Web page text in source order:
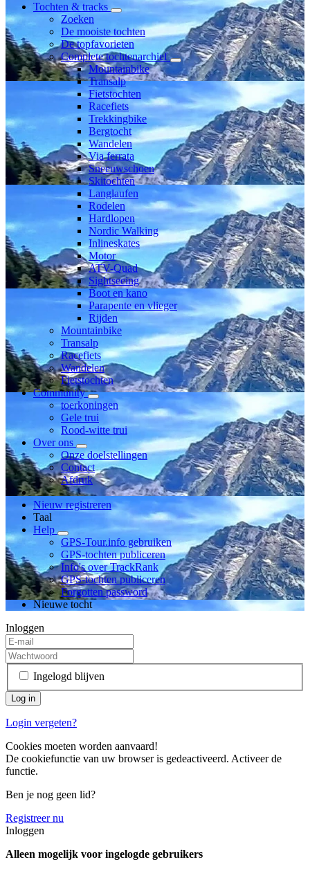
Tochten & tracks
Zoeken
De mooiste tochten
De topfavorieten
Complete tochtenarchief
Mountainbike
Transalp
Fietstochten
Racefiets
Trekkingbike
Bergtocht
Wandelen
Via ferrata
Sneeuwschoen
Skitochten
Langlaufen
Rodelen
Hardlopen
Nordic Walking
Inlineskates
Motor
ATV-Quad
Sightseeing
Boot en kano
Parapente en vlieger
Rijden
Mountainbike
Transalp
Racefiets
Wandelen
Fietstochten
Community
toerkoningen
Gele trui
Rood-witte trui
Over ons
Onze doelstellingen
Contact
Afdruk
Nieuw registreren
Taal
Help
GPS-Tour.info gebruiken
GPS-tochten publiceren
Info's over TrackRank
GPS-tochten publiceren
Forgotten password
Nieuwe tocht
Inloggen
Ingelogd blijven
Login vergeten?
Cookies moeten worden aanvaard!
De cookiefunctie van uw browser is gedeactiveerd. Activeer de
functie.
Ben je nog geen lid?
Registreer nu
Inloggen
Alleen mogelijk voor ingelogde gebruikers